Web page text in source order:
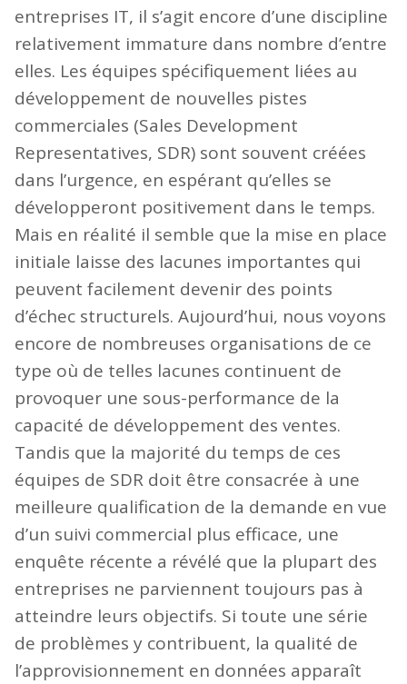
entreprises IT, il s’agit encore d’une discipline
relativement immature dans nombre d’entre
elles. Les équipes spécifiquement liées au
développement de nouvelles pistes
commerciales (Sales Development
Representatives, SDR) sont souvent créées
dans l’urgence, en espérant qu’elles se
développeront positivement dans le temps.
Mais en réalité il semble que la mise en place
initiale laisse des lacunes importantes qui
peuvent facilement devenir des points
d’échec structurels. Aujourd’hui, nous voyons
encore de nombreuses organisations de ce
type où de telles lacunes continuent de
provoquer une sous-performance de la
capacité de développement des ventes.
Tandis que la majorité du temps de ces
équipes de SDR doit être consacrée à une
meilleure qualification de la demande en vue
d’un suivi commercial plus efficace, une
enquête récente a révélé que la plupart des
entreprises ne parviennent toujours pas à
atteindre leurs objectifs. Si toute une série
de problèmes y contribuent, la qualité de
l’approvisionnement en données apparaît